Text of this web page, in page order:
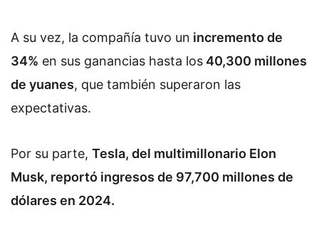
A su vez, la compañía tuvo un incremento de
34% en sus ganancias hasta los 40,300 millones
de yuanes, que también superaron las
expectativas.
Por su parte, Tesla, del multimillonario Elon
Musk, reportó ingresos de 97,700 millones de
dólares en 2024.